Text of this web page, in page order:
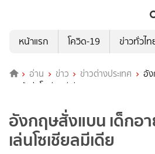
หน้าแรก
โควิด-19 ข่าวทั่วไท
อ่าน ข่าว ข่าวต่างประเทศ
อั
16 ปี เล่นโซเชียลมีเดีย
อังกฤษสั่งแบน เด็กอ
เล่นโซเชียลมีเดีย